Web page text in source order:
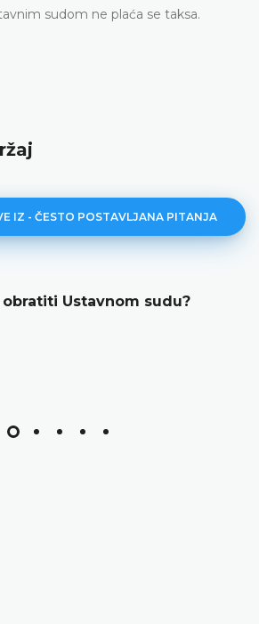
sudom ne plaća se taksa.
IZ - ČESTO POSTAVLJANA PITANJA
Ustavnom sudu?